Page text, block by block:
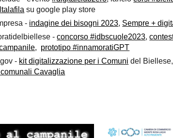
su google play store
- indagine dei bisogni 2023, Sempre +
-concorso #idbscuole2023,
, prototipo #innamoratiGPT
- kit digitalizzazione per i Comuni del
Cavaglia